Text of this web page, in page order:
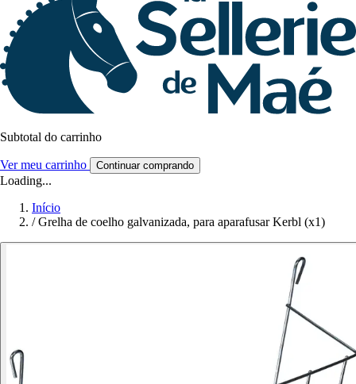
Subtotal do carrinho
Ver meu carrinho Continuar comprando
Loading...
Início
/ Grelha de coelho galvanizada, para aparafusar Kerbl (x1)